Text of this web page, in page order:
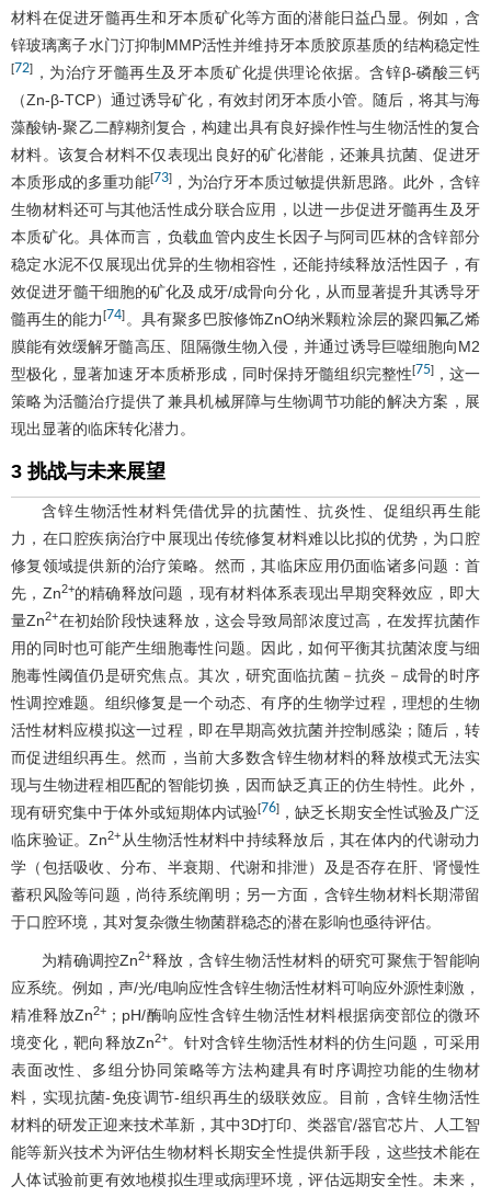
材料在促进牙髓再生和牙本质矿化等方面的潜能日益凸显。例如，含
锌玻璃离子水门汀抑制MMP活性并维持牙本质胶原基质的结构稳定性
[72] ，为治疗牙髓再生及牙本质矿化提供理论依据。含锌β-磷酸三钙
（Zn-β-TCP）通过诱导矿化，有效封闭牙本质小管。随后，将其与海
藻酸钠-聚乙二醇糊剂复合，构建出具有良好操作性与生物活性的复合
材料。该复合材料不仅表现出良好的矿化潜能，还兼具抗菌、促进牙
本质形成的多重功能[73]，为治疗牙本质过敏提供新思路。此外，含锌
生物材料还可与其他活性成分联合应用，以进一步促进牙髓再生及牙
本质矿化。具体而言，负载血管内皮生长因子与阿司匹林的含锌部分
稳定水泥不仅展现出优异的生物相容性，还能持续释放活性因子，有
效促进牙髓干细胞的矿化及成牙/成骨向分化，从而显著提升其诱导牙
髓再生的能力[74] 。具有聚多巴胺修饰ZnO纳米颗粒涂层的聚四氟乙烯
膜能有效缓解牙髓高压、阻隔微生物入侵，并通过诱导巨噬细胞向M2
型极化，显著加速牙本质桥形成，同时保持牙髓组织完整性[75]，这一
策略为活髓治疗提供了兼具机械屏障与生物调节功能的解决方案，展
现出显著的临床转化潜力。
3 挑战与未来展望
含锌生物活性材料凭借优异的抗菌性、抗炎性、促组织再生能
力，在口腔疾病治疗中展现出传统修复材料难以比拟的优势，为口腔
修复领域提供新的治疗策略。然而，其临床应用仍面临诸多问题：首
先，Zn2+的精确释放问题，现有材料体系表现出早期突释效应，即大
量Zn2+在初始阶段快速释放，这会导致局部浓度过高，在发挥抗菌作
用的同时也可能产生细胞毒性问题。因此，如何平衡其抗菌浓度与细
胞毒性阈值仍是研究焦点。其次，研究面临抗菌－抗炎－成骨的时序
性调控难题。组织修复是一个动态、有序的生物学过程，理想的生物
活性材料应模拟这一过程，即在早期高效抗菌并控制感染；随后，转
而促进组织再生。然而，当前大多数含锌生物材料的释放模式无法实
现与生物进程相匹配的智能切换，因而缺乏真正的仿生特性。此外，
现有研究集中于体外或短期体内试验[76] ，缺乏长期安全性试验及广泛
临床验证。Zn2+ 从生物活性材料中持续释放后，其在体内的代谢动力
学（包括吸收、分布、半衰期、代谢和排泄）及是否存在肝、肾慢性
蓄积风险等问题，尚待系统阐明；另一方面，含锌生物材料长期滞留
于口腔环境，其对复杂微生物菌群稳态的潜在影响也亟待评估。
为精确调控Zn2+释放，含锌生物活性材料的研究可聚焦于智能响
应系统。例如，声/光/电响应性含锌生物活性材料可响应外源性刺激，
精准释放Zn2+ ；pH/酶响应性含锌生物活性材料根据病变部位的微环
境变化，靶向释放Zn2+。针对含锌生物活性材料的仿生问题，可采用
表面改性、多组分协同策略等方法构建具有时序调控功能的生物材
料，实现抗菌-免疫调节-组织再生的级联效应。目前，含锌生物活性
材料的研发正迎来技术革新，其中3D打印、类器官/器官芯片、人工智
能等新兴技术为评估生物材料长期安全性提供新手段，这些技术能在
人体试验前更有效地模拟生理或病理环境，评估远期安全性。未来，